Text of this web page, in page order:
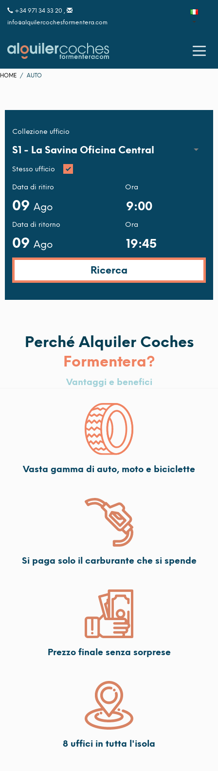
+34 971 34 33 20 ,
info@alquilercochesformentera.com
HOME AUTO
Collezione ufficio
S1 - La Savina Oficina Central
Stesso ufficio
Data di ritiro
09 Ago
Ora
Data di ritorno
09 Ago
Ora
Perché Alquiler Coches
Formentera?
Vantaggi e benefici
Vasta gamma di auto, moto e biciclette
Si paga solo il carburante che si spende
Prezzo finale senza sorprese
8 uffici in tutta l'isola